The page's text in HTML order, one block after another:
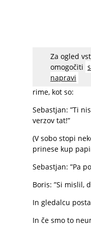
Za ogled
omogočiti
napravi
V oglasu,
lahko vidimo
kako se
rime, kot so:
Sebastjan: ”Ti
verzov tat!”
(V sobo stopi
prinese kup
Sebastjan: ”Pa
Boris: ”Si mislil,
In gledalcu
In če smo to